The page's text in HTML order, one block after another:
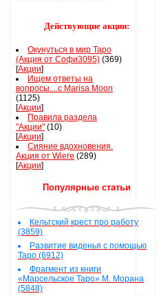
Действующие акции:
Окунуться в мир Таро
(Акция от Софи3095) (369)
[Акции]
Ищем ответы на
вопросы....с Marisa Moon
(1125)
[Акции]
Правила раздела
"Акции" (10)
[Акции]
Сияние вдохновения.
Акция от Wiere (289)
[Акции]
Популярные статьи
Кельтский крест про работу
(3859)
Развитие виденья с помощью
Таро (6912)
Фрагмент из книги
«Марсельское Таро» М. Морана
(5848)